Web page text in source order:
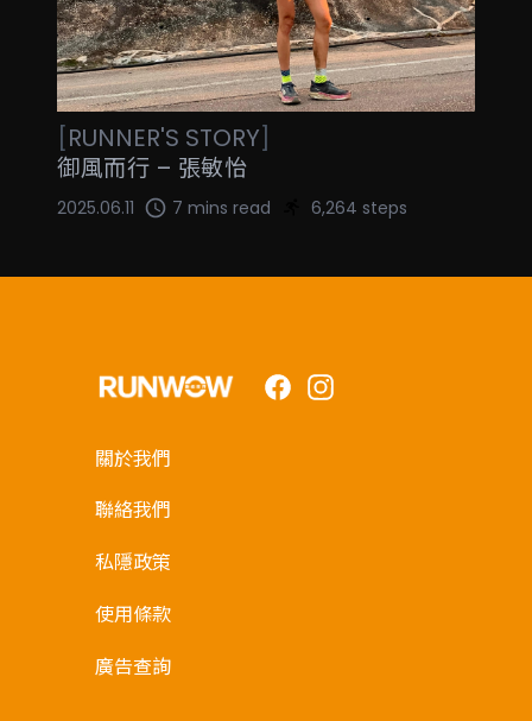
[RUNNER'S STORY]
御風而行 – 張敏怡
2025.06.11 7 mins read 6,264 steps
FacebookInstagram
關於我們
聯絡我們
私隱政策
使用條款
廣告查詢